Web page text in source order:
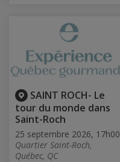
SAINT ROCH- Le
tour du monde dans
Saint-Roch
25 septembre 2026, 17h00
Quartier Saint-Roch,
Québec, QC